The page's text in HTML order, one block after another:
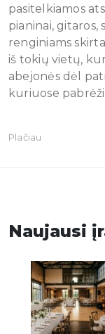
pasitelkiamos
pianinai, gitaros,
renginiams
iš tokių vietų,
abejonės dėl
kuriuose
Plačiau
Naujausi